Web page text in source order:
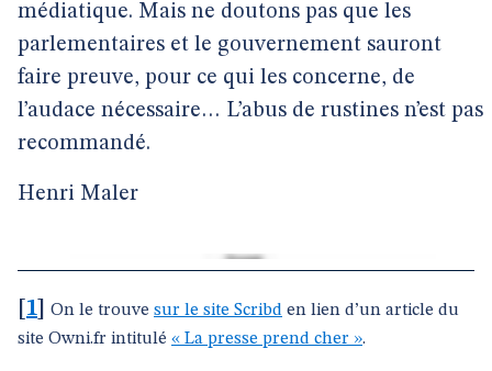
médiatique. Mais ne doutons pas que les
parlementaires et le gouvernement sauront
faire preuve, pour ce qui les concerne, de
l’audace nécessaire… L’abus de rustines n’est pas
recommandé.
Henri Maler
1 On le trouve sur le site Scribd en lien d’un article du
site Owni.fr intitulé « La presse prend cher ».